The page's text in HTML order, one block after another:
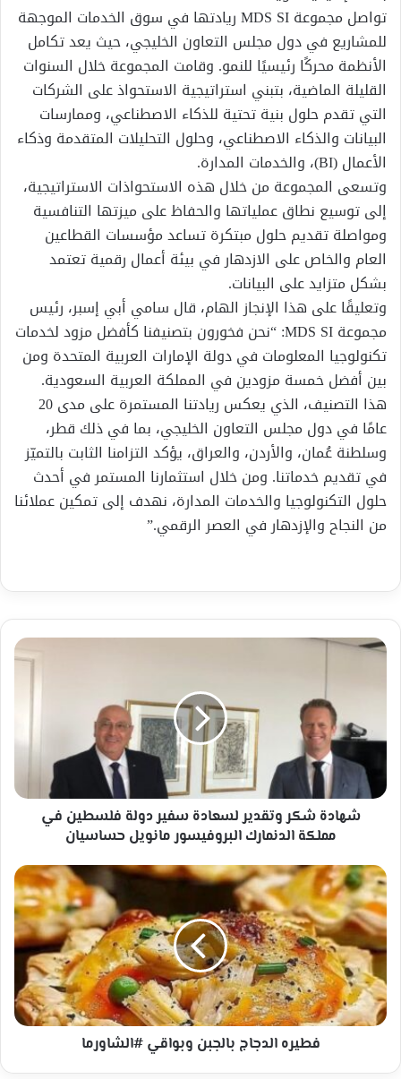
تواصل مجموعة MDS SI ريادتها في سوق الخدمات الموجهة
للمشاريع في دول مجلس التعاون الخليجي، حيث يعد تكامل
الأنظمة محركًا رئيسيًا للنمو. وقامت المجموعة خلال السنوات
القليلة الماضية، بتبني استراتيجية الاستحواذ على الشركات
التي تقدم حلول بنية تحتية للذكاء الاصطناعي، وممارسات
البيانات والذكاء الاصطناعي، وحلول التحليلات المتقدمة وذكاء
الأعمال (BI)، والخدمات المدارة.
وتسعى المجموعة من خلال هذه الاستحواذات الاستراتيجية،
إلى توسيع نطاق عملياتها والحفاظ على ميزتها التنافسية
ومواصلة تقديم حلول مبتكرة تساعد مؤسسات القطاعين
العام والخاص على الازدهار في بيئة أعمال رقمية تعتمد
بشكل متزايد على البيانات.
وتعليقًا على هذا الإنجاز الهام، قال سامي أبي إسبر، رئيس
مجموعة MDS SI: “نحن فخورون بتصنيفنا كأفضل مزود لخدمات
تكنولوجيا المعلومات في دولة الإمارات العربية المتحدة ومن
بين أفضل خمسة مزودين في المملكة العربية السعودية.
هذا التصنيف، الذي يعكس ريادتنا المستمرة على مدى 20
عامًا في دول مجلس التعاون الخليجي، بما في ذلك قطر،
وسلطنة عُمان، والأردن، والعراق، يؤكد التزامنا الثابت بالتميّز
في تقديم خدماتنا. ومن خلال استثمارنا المستمر في أحدث
حلول التكنولوجيا والخدمات المدارة، نهدف إلى تمكين عملائنا
من النجاح والإزدهار في العصر الرقمي.”
شهادة
دولة
فلسطين
في
مملكة
الدنمارك
البروفيسور
حساسيان
شهادة شكر وتقدير لسعادة سفير دولة فلسطين في
مملكة الدنمارك البروفيسور مانويل حساسيان
فطيره
الدجاج
بالجبن
وبواقي
#الشاورما
فطيره الدجاج بالجبن وبواقي #الشاورما